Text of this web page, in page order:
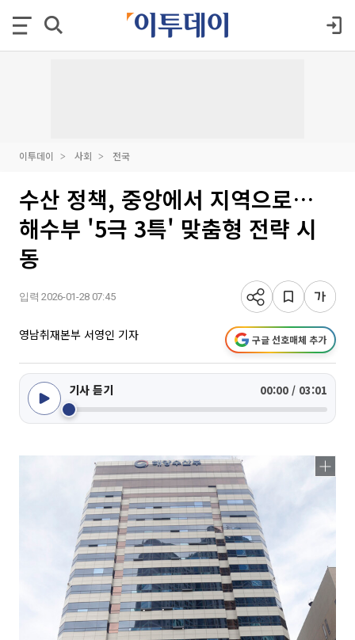
이투데이 사회 전국
수산 정책, 중앙에서 지역으로…
해수부 '5극 3특' 맞춤형 전략 시
동
입력 2026-01-28 07:45
영남취재본부 서영인 기자 구글 선호매체 추가
기사 듣기 00:00 / 03:01